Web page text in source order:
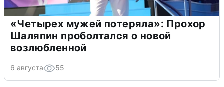
«Четырех мужей потеряла»: Прохор
Шаляпин проболтался о новой
возлюбленной
6 августа 55